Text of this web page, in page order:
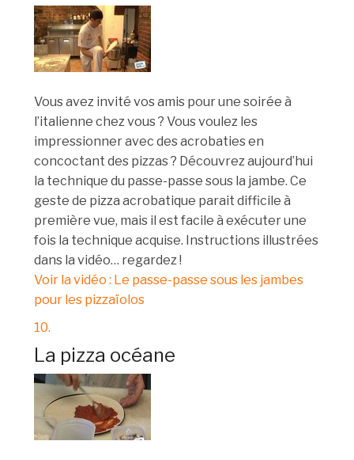
Vous avez invité vos amis pour une soirée à
l’italienne chez vous ? Vous voulez les
impressionner avec des acrobaties en
concoctant des pizzas ? Découvrez aujourd’hui
la technique du passe-passe sous la jambe. Ce
geste de pizza acrobatique parait difficile à
première vue, mais il est facile à exécuter une
fois la technique acquise. Instructions illustrées
dans la vidéo… regardez !
Voir la vidéo : Le passe-passe sous les jambes
pour les pizzaïolos
10.
La pizza océane